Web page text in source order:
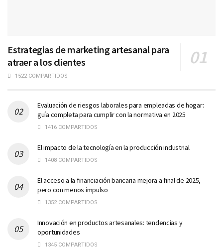
Estrategias de marketing artesanal para
atraer a los clientes
1522 COMPARTIDOS
Evaluación de riesgos laborales para empleadas de hogar:
guía completa para cumplir con la normativa en 2025
1416 COMPARTIDOS
El impacto de la tecnología en la producción industrial
1408 COMPARTIDOS
El acceso a la financiación bancaria mejora a final de 2025,
pero con menos impulso
1352 COMPARTIDOS
Innovación en productos artesanales: tendencias y
oportunidades
1345 COMPARTIDOS